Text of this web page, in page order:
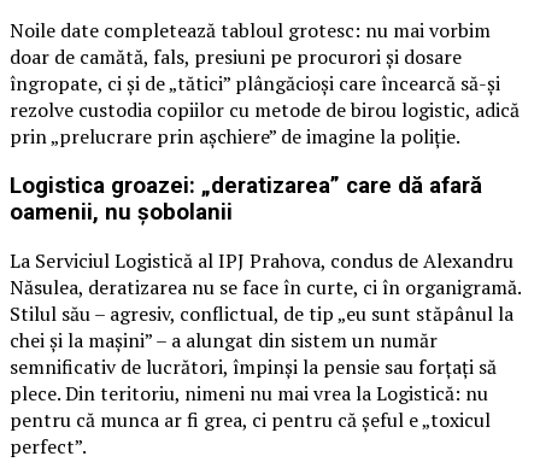
Noile date completează tabloul grotesc: nu mai vorbim
doar de camătă, fals, presiuni pe procurori și dosare
îngropate, ci și de „tătici” plângăcioși care încearcă să-și
rezolve custodia copiilor cu metode de birou logistic, adică
prin „prelucrare prin așchiere” de imagine la poliție.
Logistica groazei: „deratizarea” care dă afară
oamenii, nu șobolanii
La Serviciul Logistică al IPJ Prahova, condus de Alexandru
Năsulea, deratizarea nu se face în curte, ci în organigramă.
Stilul său – agresiv, conflictual, de tip „eu sunt stăpânul la
chei și la mașini” – a alungat din sistem un număr
semnificativ de lucrători, împinși la pensie sau forțați să
plece. Din teritoriu, nimeni nu mai vrea la Logistică: nu
pentru că munca ar fi grea, ci pentru că șeful e „toxicul
perfect”.